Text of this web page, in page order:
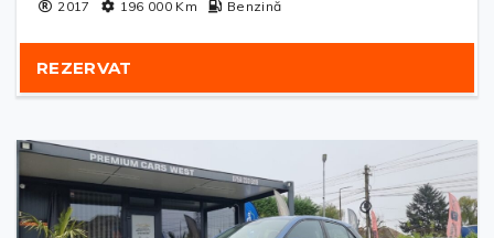
2017 196 000Km Benzină
REZERVAT